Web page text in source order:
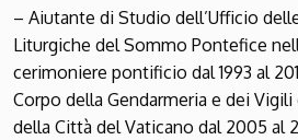
– Aiutante di Studio dell’Ufficio
Liturgiche del Sommo Pontefice
cerimoniere pontificio dal 1993 al
Corpo della Gendarmeria e dei
della Città del Vaticano dal 2005 al